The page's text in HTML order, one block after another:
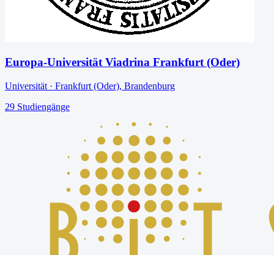
Europa-Universität Viadrina Frankfurt (Oder)
Universität · Frankfurt (Oder), Brandenburg
29 Studiengänge